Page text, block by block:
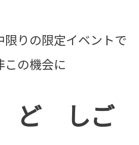
限定イベントで
この機会に
しご